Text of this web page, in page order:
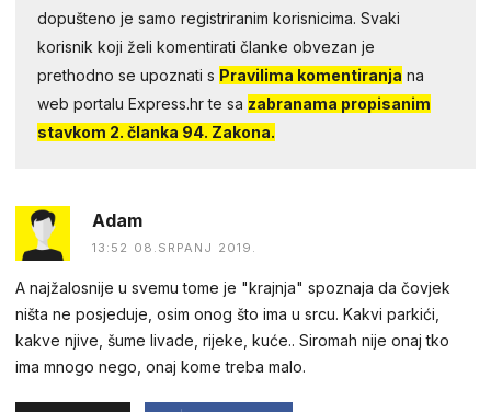
dopušteno je samo registriranim korisnicima. Svaki
korisnik koji želi komentirati članke obvezan je
prethodno se upoznati s Pravilima komentiranja na
web portalu Express.hr te sa zabranama propisanim
stavkom 2. članka 94. Zakona.
Adam
13:52 08.SRPANJ 2019.
A najžalosnije u svemu tome je "krajnja" spoznaja da čovjek
ništa ne posjeduje, osim onog što ima u srcu. Kakvi parkići,
kakve njive, šume livade, rijeke, kuće.. Siromah nije onaj tko
ima mnogo nego, onaj kome treba malo.